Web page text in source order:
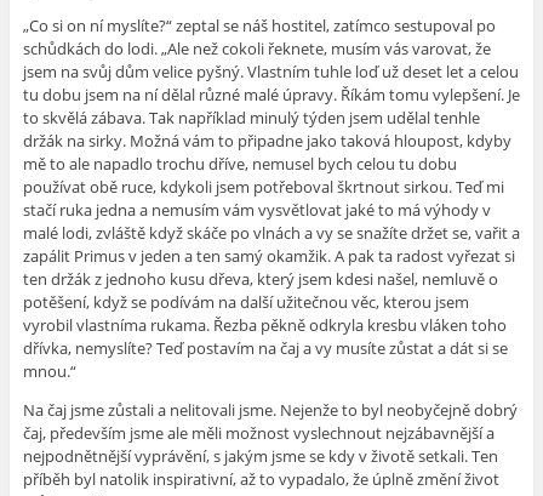
„Co si on ní myslíte?“ zeptal se náš hostitel, zatímco sestupoval po
schůdkách do lodi. „Ale než cokoli řeknete, musím vás varovat, že
jsem na svůj dům velice pyšný. Vlastním tuhle loď už deset let a celou
tu dobu jsem na ní dělal různé malé úpravy. Říkám tomu vylepšení. Je
to skvělá zábava. Tak například minulý týden jsem udělal tenhle
držák na sirky. Možná vám to připadne jako taková hloupost, kdyby
mě to ale napadlo trochu dříve, nemusel bych celou tu dobu
používat obě ruce, kdykoli jsem potřeboval škrtnout sirkou. Teď mi
stačí ruka jedna a nemusím vám vysvětlovat jaké to má výhody v
malé lodi, zvláště když skáče po vlnách a vy se snažíte držet se, vařit a
zapálit Primus v jeden a ten samý okamžik. A pak ta radost vyřezat si
ten držák z jednoho kusu dřeva, který jsem kdesi našel, nemluvě o
potěšení, když se podívám na další užitečnou věc, kterou jsem
vyrobil vlastníma rukama. Řezba pěkně odkryla kresbu vláken toho
dřívka, nemyslíte? Teď postavím na čaj a vy musíte zůstat a dát si se
mnou.“
Na čaj jsme zůstali a nelitovali jsme. Nejenže to byl neobyčejně dobrý
čaj, především jsme ale měli možnost vyslechnout nejzábavnější a
nejpodnětnější vyprávění, s jakým jsme se kdy v životě setkali. Ten
příběh byl natolik inspirativní, až to vypadalo, že úplně změní život